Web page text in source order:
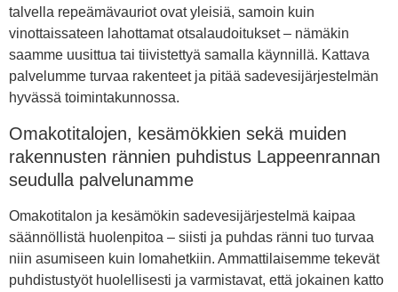
talvella repeämävauriot ovat yleisiä, samoin kuin
vinottaissateen lahottamat otsalaudoitukset – nämäkin
saamme uusittua tai tiivistettyä samalla käynnillä. Kattava
palvelumme turvaa rakenteet ja pitää sadevesijärjestelmän
hyvässä toimintakunnossa.
Omakotitalojen, kesämökkien sekä muiden
rakennusten rännien puhdistus Lappeenrannan
seudulla palvelunamme
Omakotitalon ja kesämökin sadevesijärjestelmä kaipaa
säännöllistä huolenpitoa – siisti ja puhdas ränni tuo turvaa
niin asumiseen kuin lomahetkiin. Ammattilaisemme tekevät
puhdistustyöt huolellisesti ja varmistavat, että jokainen katto